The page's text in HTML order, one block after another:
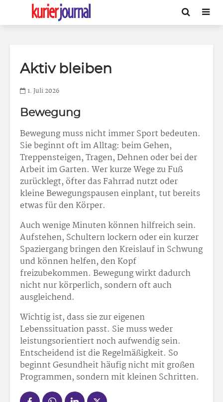
Aktiv bleiben
1. Juli 2026
Bewegung
Bewegung muss nicht immer Sport bedeuten.
Sie beginnt oft im Alltag: beim Gehen,
Treppensteigen, Tragen, Dehnen oder bei der
Arbeit im Garten. Wer kurze Wege zu Fuß
zurücklegt, öfter das Fahrrad nutzt oder
kleine Bewegungspausen einplant, tut bereits
etwas für den Körper.
Auch wenige Minuten können hilfreich sein.
Aufstehen, Schultern lockern oder ein kurzer
Spaziergang bringen den Kreislauf in Schwung
und können helfen, den Kopf
freizubekommen. Bewegung wirkt dadurch
nicht nur körperlich, sondern oft auch
ausgleichend.
Wichtig ist, dass sie zur eigenen
Lebenssituation passt. Sie muss weder
leistungsorientiert noch aufwendig sein.
Entscheidend ist die Regelmäßigkeit. So
beginnt Gesundheit häufig nicht mit großen
Programmen, sondern mit kleinen Schritten.